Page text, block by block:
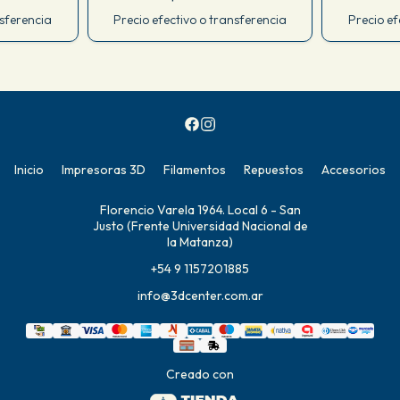
Precio efectivo o transferencia Precio
Inicio Impresoras 3D Filamentos Repuestos Accesorios
Florencio Varela 1964. Local 6 - San
Justo (Frente Universidad Nacional de
la Matanza)
+54 9 1157201885
info@3dcenter.com.ar
Creado con